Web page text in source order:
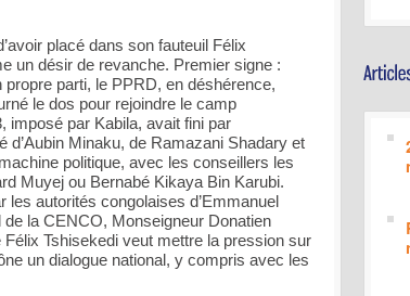
placé dans son fauteuil Félix
un désir de revanche. Premier signe :
propre parti, le PPRD, en déshérence,
le dos pour rejoindre le camp
imposé par Kabila, avait fini par
Minaku, de Ramazani Shadary et
politique, avec les conseillers les
Muyej ou Bernabé Kikaya Bin Karubi.
les autorités congolaises d’Emmanuel
la CENCO, Monseigneur Donatien
Tshisekedi veut mettre la pression sur
un dialogue national, y compris avec les